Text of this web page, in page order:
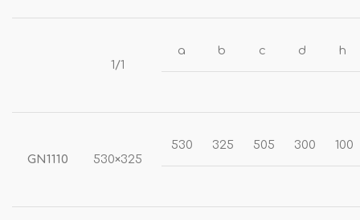
1/1
a b c d h
GN1110 530×325
530 325 505 300 100